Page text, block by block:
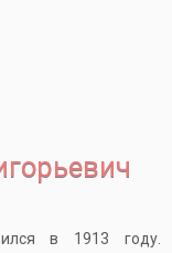
в 1913 году.